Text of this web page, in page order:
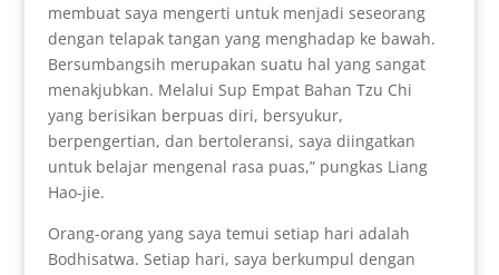
membuat saya mengerti untuk menjadi seseorang
dengan telapak tangan yang menghadap ke bawah.
Bersumbangsih merupakan suatu hal yang sangat
menakjubkan. Melalui Sup Empat Bahan Tzu Chi
yang berisikan berpuas diri, bersyukur,
berpengertian, dan bertoleransi, saya diingatkan
untuk belajar mengenal rasa puas,” pungkas Liang
Hao-jie.
Orang-orang yang saya temui setiap hari adalah
Bodhisatwa. Setiap hari, saya berkumpul dengan